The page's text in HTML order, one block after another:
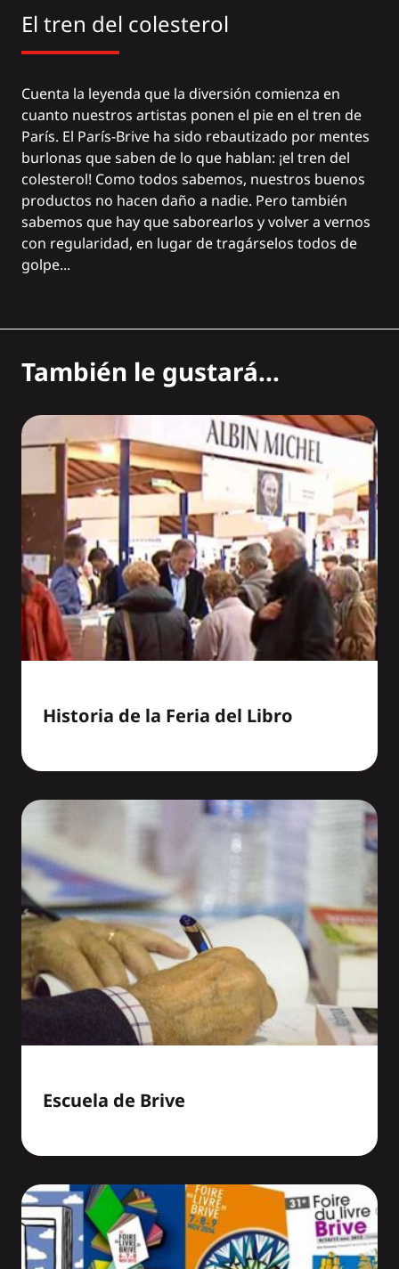
El tren del colesterol
Cuenta la leyenda que la diversión comienza en
cuanto nuestros artistas ponen el pie en el tren de
París. El París-Brive ha sido rebautizado por mentes
burlonas que saben de lo que hablan: ¡el tren del
colesterol! Como todos sabemos, nuestros buenos
productos no hacen daño a nadie. Pero también
sabemos que hay que saborearlos y volver a vernos
con regularidad, en lugar de tragárselos todos de
golpe...
También le gustará...
Historia de la Feria del Libro
Escuela de Brive